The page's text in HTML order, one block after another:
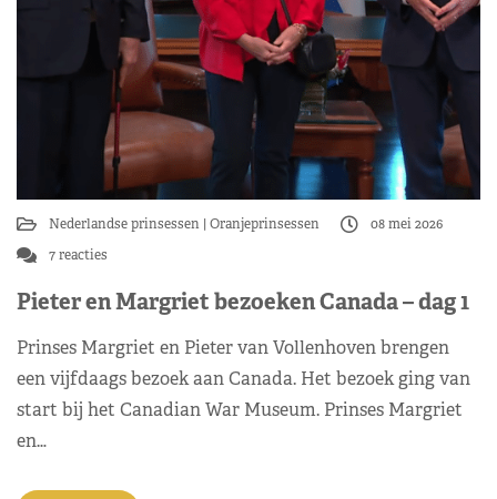
Nederlandse prinsessen Oranjeprinsessen
08 mei 2026
7 reacties
Pieter en Margriet bezoeken Canada – dag 1
Prinses Margriet en Pieter van Vollenhoven brengen
een vijfdaags bezoek aan Canada. Het bezoek ging van
start bij het Canadian War Museum. Prinses Margriet
en…